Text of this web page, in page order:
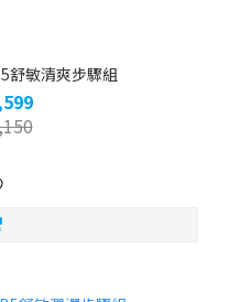
舒敏清爽步驟組